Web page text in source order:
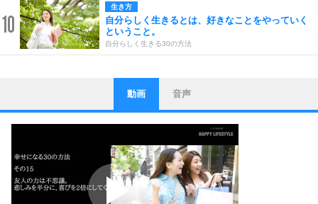
10
生き方
自分らしく生きるとは、好きなことをやっていく
ということ。
自分らしく生きる30の方法
1
ストレス対策
他人と比べない。
いっそのこと、他人を見ない。
いらいらしない人になる30の方法
プラス思考
ポジティブになれない原因は、行動しないから。
ポジティブ思考になる30の方法
動画 音声